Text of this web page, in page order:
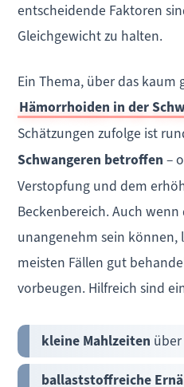
entscheidende Faktoren
Gleichgewicht zu halten.
Ein Thema, über das kaum
Hämorrhoiden in der
Schätzungen zufolge ist
Schwangeren betroffen –
Verstopfung und dem
Beckenbereich. Auch
unangenehm sein können,
meisten Fällen gut
vorbeugen. Hilfreich sind
kleine Mahlzeiten
ballaststoffreiche